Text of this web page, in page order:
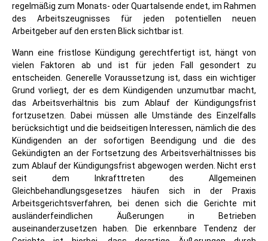
regelmäßig zum Monats- oder Quartalsende endet, im Rahmen
des Arbeitszeugnisses für jeden potentiellen neuen
Arbeitgeber auf den ersten Blick sichtbar ist.
Wann eine fristlose Kündigung gerechtfertigt ist, hängt von
vielen Faktoren ab und ist für jeden Fall gesondert zu
entscheiden. Generelle Voraussetzung ist, dass ein wichtiger
Grund vorliegt, der es dem Kündigenden unzumutbar macht,
das Arbeitsverhältnis bis zum Ablauf der Kündigungsfrist
fortzusetzen. Dabei müssen alle Umstände des Einzelfalls
berücksichtigt und die beidseitigen Interessen, nämlich die des
Kündigenden an der sofortigen Beendigung und die des
Gekündigten an der Fortsetzung des Arbeitsverhältnisses bis
zum Ablauf der Kündigungsfrist abgewogen werden. Nicht erst
seit dem Inkrafttreten des Allgemeinen
Gleichbehandlungsgesetzes häufen sich in der Praxis
Arbeitsgerichtsverfahren, bei denen sich die Gerichte mit
ausländerfeindlichen Äußerungen in Betrieben
auseinanderzusetzen haben. Die erkennbare Tendenz der